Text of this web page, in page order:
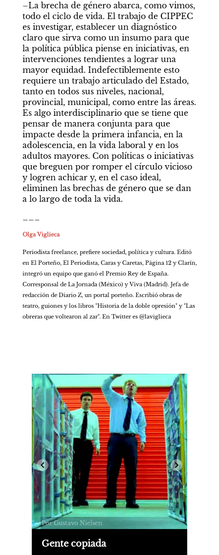
–La brecha de género abarca, como vimos,
todo el ciclo de vida. El trabajo de CIPPEC
es investigar, establecer un diagnóstico
claro que sirva como un insumo para que
la política pública piense en iniciativas, en
intervenciones tendientes a lograr una
mayor equidad. Indefectiblemente esto
requiere un trabajo articulado del Estado,
tanto en todos sus niveles, nacional,
provincial, municipal, como entre las áreas.
Es algo interdisciplinario que se tiene que
pensar de manera conjunta para que
impacte desde la primera infancia, en la
adolescencia, en la vida laboral y en los
adultos mayores. Con políticas o iniciativas
que breguen por romper el círculo vicioso
y logren achicar y, en el caso ideal,
eliminen las brechas de género que se dan
a lo largo de toda la vida.
Olga Viglieca
Periodista freelance, prefiere sociedad, política y cultura. Editó
en El Porteño, El Periodista, Caras y Caretas, Página 12 y Clarín,
integró un equipo que ganó el Premio Rey de España.
Corresponsal de La Jornada (México) y Viva (Madrid). Jefa de
redacción de Diario Z, un portal porteño. Escribió obras de
teatro, guiones y los libros "Historia de la doble opresión" y "Las
obreras que voltearon al zar". En Twitter es @laviglieca
Por Gustavo Nielsen
Gente copiada